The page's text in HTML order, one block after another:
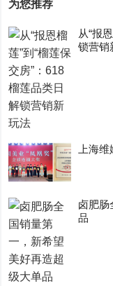
为您推荐
从“报
锁营销
上海
卤肥肠
品